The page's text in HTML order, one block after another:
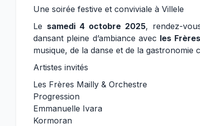
Une soirée festive et conviviale à Villele
Le samedi 4 octobre 2025, rendez-
dansant pleine d’ambiance avec les
musique, de la danse et de la gastronomie
Artistes invités
Les Frères Mailly & Orchestre
Progression
Emmanuelle Ivara
Kormoran